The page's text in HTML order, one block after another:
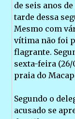
de seis anos
tarde dessa
Mesmo com
vítima não foi
flagrante.
sexta-feira
praia do
Segundo o
acusado se